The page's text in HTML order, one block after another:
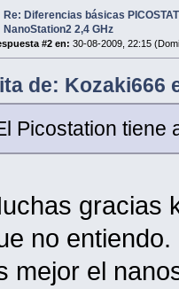
Re: Diferencias básicas
NanoStation2 2,4 GHz
#2 en: 30-08-2009, 22:15
de: Kozaki666
Picostation tiene
gracias
no
mejor el